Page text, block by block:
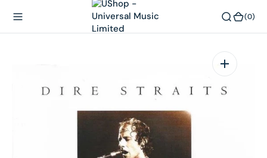
(0)